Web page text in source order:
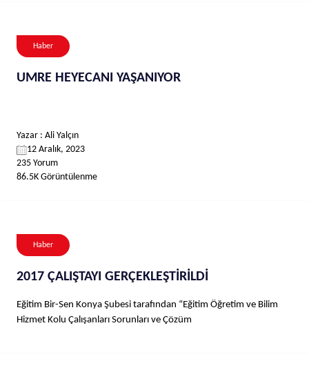
Haber
UMRE HEYECANI YAŞANIYOR
Yazar : Ali Yalçın
12 Aralık, 2023
235 Yorum
86.5K Görüntülenme
Haber
2017 ÇALIŞTAYI GERÇEKLEŞTİRİLDİ
Eğitim Bir-Sen Konya Şubesi tarafından “Eğitim Öğretim ve Bilim
Hizmet Kolu Çalışanları Sorunları ve Çözüm